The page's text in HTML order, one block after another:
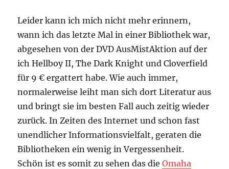
Leider kann ich mich nicht mehr erinnern,
wann ich das letzte Mal in einer Bibliothek war,
abgesehen von der DVD AusMistAktion auf der
ich Hellboy II, The Dark Knight und Cloverfield
für 9 € ergattert habe. Wie auch immer,
normalerweise leiht man sich dort Literatur aus
und bringt sie im besten Fall auch zeitig wieder
zurück. In Zeiten des Internet und schon fast
unendlicher Informationsvielfalt, geraten die
Bibliotheken ein wenig in Vergessenheit.
Schön ist es somit zu sehen das dieOmaha